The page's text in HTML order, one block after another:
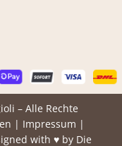
– Alle Rechte
| Impressum |
with ♥ by Die